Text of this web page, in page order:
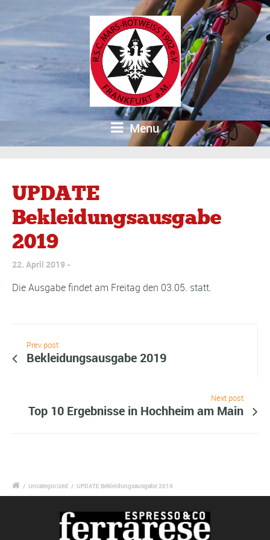
Menu
UPDATE
Bekleidungsausgabe
2019
22. April 2019
Die Ausgabe findet am Freitag den 03.05. statt.
Prev post
Bekleidungsausgabe 2019
Next post
Top 10 Ergebnisse in Hochheim am Main
/ Uncategorized / UPDATE Bekleidungsausgabe 2019